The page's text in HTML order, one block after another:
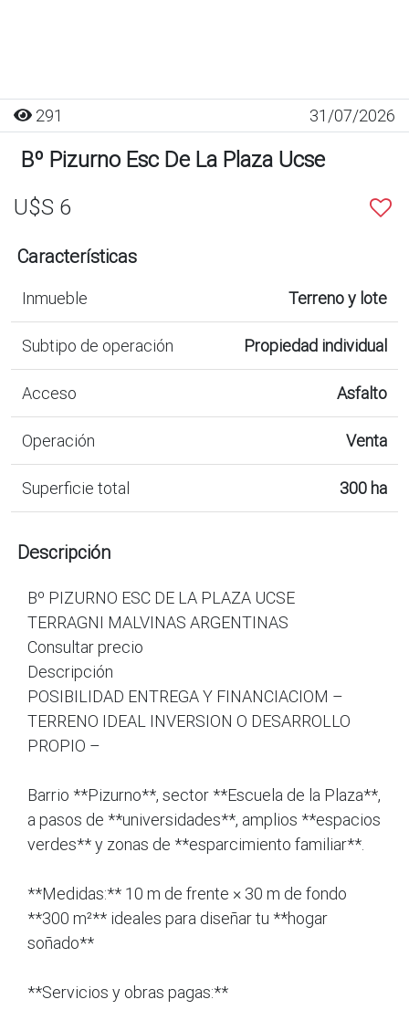
291 31/07/2026
Bº Pizurno Esc De La Plaza Ucse
U$S 6
Características
Inmueble Terreno y lote
Subtipo de operación Propiedad individual
Acceso Asfalto
Operación Venta
Superficie total 300 ha
Descripción
Bº PIZURNO ESC DE LA PLAZA UCSE
TERRAGNI MALVINAS ARGENTINAS
Consultar precio
Descripción
POSIBILIDAD ENTREGA Y FINANCIACIOM –
TERRENO IDEAL INVERSION O DESARROLLO
PROPIO –
Barrio **Pizurno**, sector **Escuela de la Plaza**,
a pasos de **universidades**, amplios **espacios
verdes** y zonas de **esparcimiento familiar**.
**Medidas:** 10 m de frente × 30 m de fondo
**300 m²** ideales para diseñar tu **hogar
soñado**
**Servicios y obras pagas:**